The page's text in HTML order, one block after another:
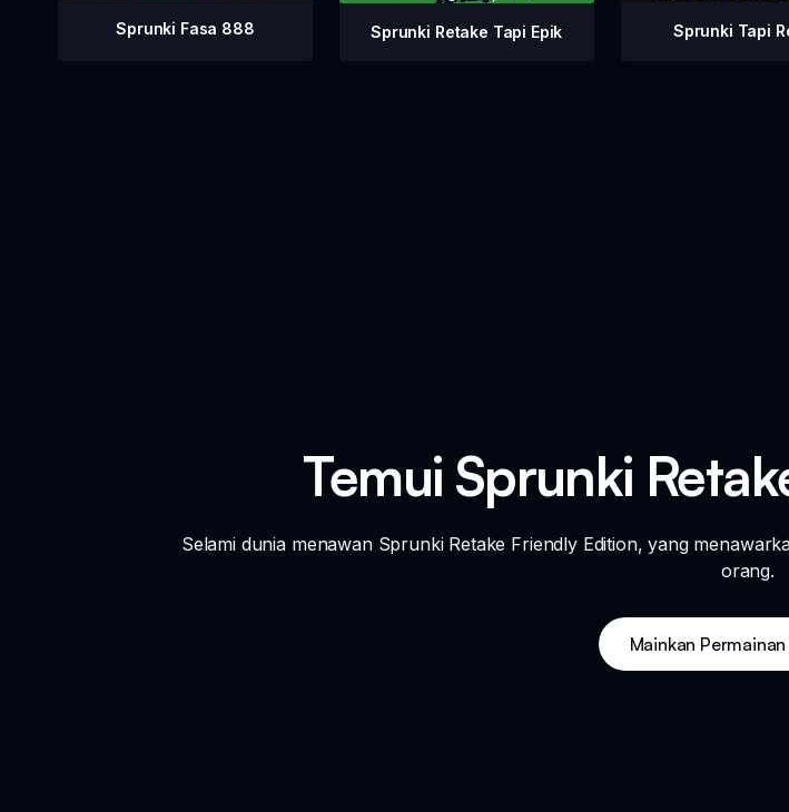
Sprunki Fasa 888 Sprunki Retake Tapi Epik Sprunki Tapi
Temui Sprunki
Selami dunia menawan Sprunki Retake Friendly Edition, yang
orang.
Mainkan